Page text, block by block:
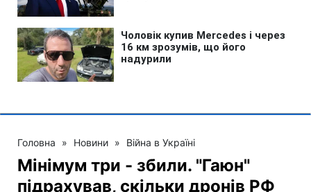
Головна » Новини » Війна в Україні
Мінімум три - збили. "Гаюн"
підрахував, скільки дронів РФ